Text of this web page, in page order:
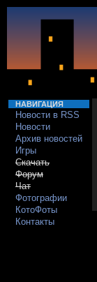
НАВИГАЦИЯ
Новости в RSS
Новости
Архив новостей
Игры
Скачать
Форум
Чат
Фотографии
КотоФоты
Контакты